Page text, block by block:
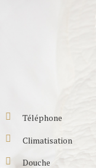
Téléphone
Climatisation
Douche